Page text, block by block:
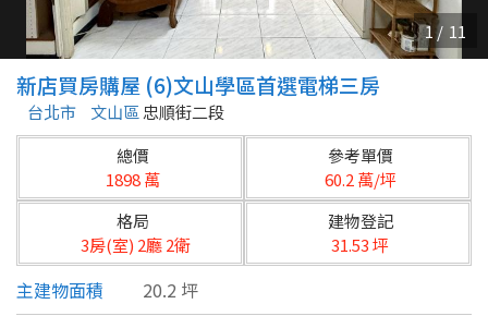
縣市
不限
台北市
基隆市
新北市
宜蘭縣
區域
新店買房購屋 (6)文山學區首選電梯三房
台北市 文山區 忠順街二段
總價
1898 萬
參考單價
60.2 萬/坪
格局
3房(室) 2廳 2衛
建物登記
31.53 坪
主建物面積
20.2 坪